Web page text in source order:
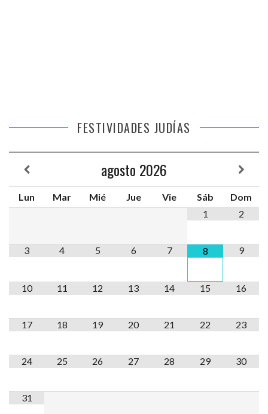
FESTIVIDADES JUDÍAS
agosto 2026
Lun Mar Mié Jue Vie Sáb
Dom
1
2
3 4 5 6 7 8 9
10 11 12 13 14 15 16
17 18 19 20 21 22 23
24 25 26 27 28 29 30
31